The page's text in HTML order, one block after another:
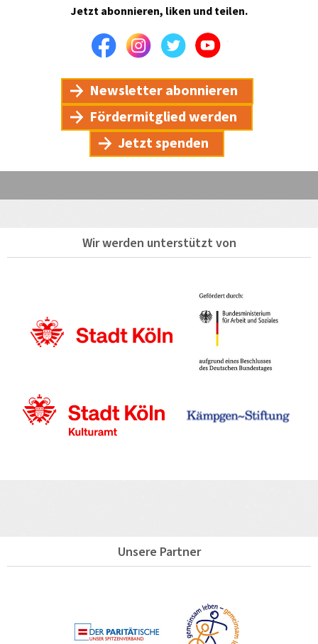
Jetzt abonnieren, liken und teilen.
FacebookInstagramTwitterYoutube
Newsletter abonnieren
Fördermitglied werden
Jetzt spenden
Wir werden unterstützt von
Unsere Partner